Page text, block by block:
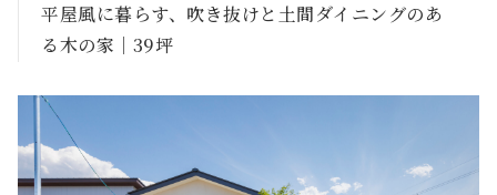
平屋風に暮らす、吹き抜けと土間ダイニングのあ
る木の家｜39坪